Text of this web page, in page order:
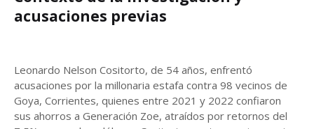
acusaciones previas
Leonardo Nelson Cositorto, de 54 años, enfrentó
acusaciones por la millonaria estafa contra 98 vecinos de
Goya, Corrientes, quienes entre 2021 y 2022 confiaron
sus ahorros a Generación Zoe, atraídos por retornos del